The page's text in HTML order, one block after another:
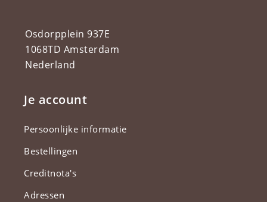
Osdorpplein 937E
1068TD Amsterdam
Nederland
Je account
Persoonlijke informatie
Bestellingen
Creditnota's
Adressen